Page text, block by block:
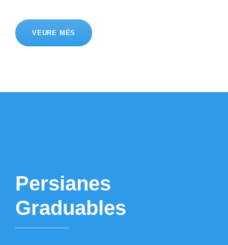
VEURE MÉS
Persianes
Graduables